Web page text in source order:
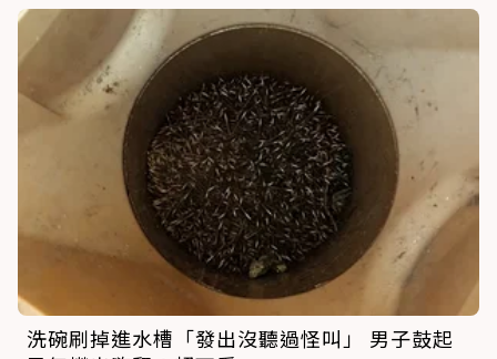
洗碗刷掉進水槽「發出沒聽過怪叫」 男子鼓起